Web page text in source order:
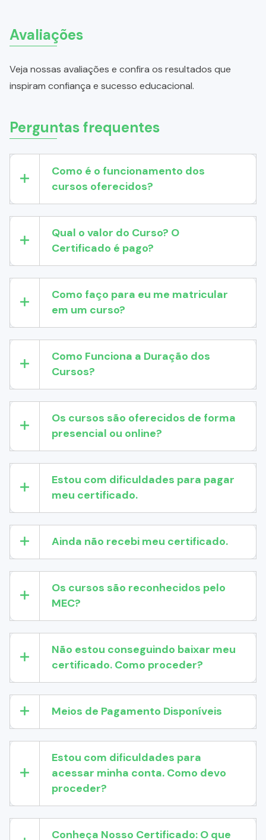
Avaliações
Veja nossas avaliações e confira os resultados que
inspiram confiança e sucesso educacional.
Perguntas frequentes
Como é o funcionamento dos
cursos oferecidos?
Qual o valor do Curso? O
Certificado é pago?
Como faço para eu me matricular
em um curso?
Como Funciona a Duração dos
Cursos?
Os cursos são oferecidos de forma
presencial ou online?
Estou com dificuldades para pagar
meu certificado.
Ainda não recebi meu certificado.
Os cursos são reconhecidos pelo
MEC?
Não estou conseguindo baixar meu
certificado. Como proceder?
Meios de Pagamento Disponíveis
Estou com dificuldades para
acessar minha conta. Como devo
proceder?
Conheça Nosso Certificado: O que